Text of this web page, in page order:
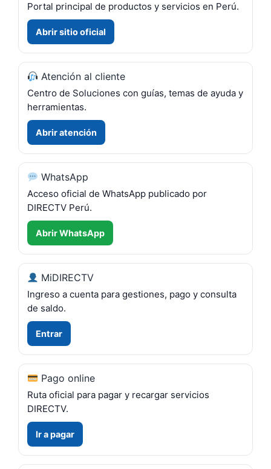
Portal principal de productos y servicios en Perú.
Abrir sitio oficial
Atención al cliente
Centro de Soluciones con guías, temas de ayuda y
herramientas.
Abrir atención
WhatsApp
Acceso oficial de WhatsApp publicado por
DIRECTV Perú.
Abrir WhatsApp
MiDIRECTV
Ingreso a cuenta para gestiones, pago y consulta
de saldo.
Entrar
Pago online
Ruta oficial para pagar y recargar servicios
DIRECTV.
Ir a pagar